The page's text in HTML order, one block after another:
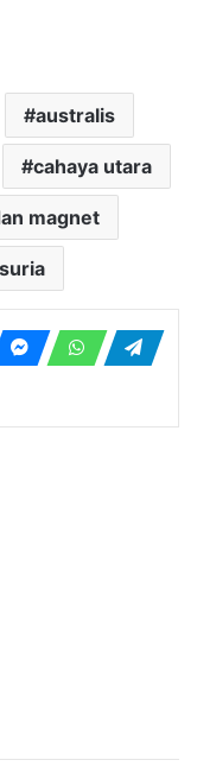
australis
cahaya utara
magnet